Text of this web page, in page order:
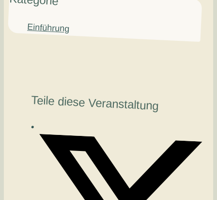
Einführung
Teile diese Veranstaltung